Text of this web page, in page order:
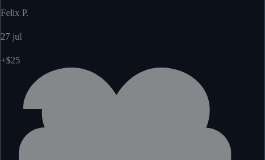
Felix P.
27 jul
+$25